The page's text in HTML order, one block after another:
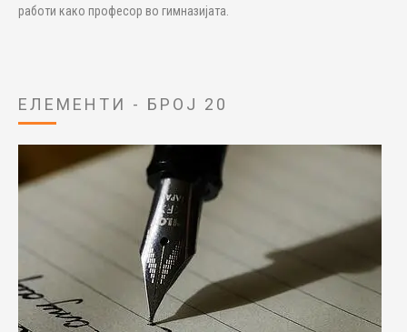
работи како професор во гимназијата.
ЕЛЕМЕНТИ - БРОЈ 20